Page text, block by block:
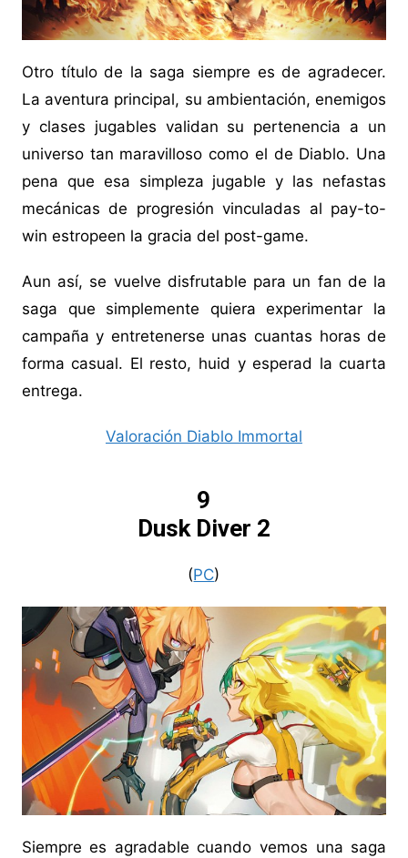
Otro título de la saga siempre es de agradecer.
La aventura principal, su ambientación, enemigos
y clases jugables validan su pertenencia a un
universo tan maravilloso como el de Diablo. Una
pena que esa simpleza jugable y las nefastas
mecánicas de progresión vinculadas al pay-to-
win estropeen la gracia del post-game.
Aun así, se vuelve disfrutable para un fan de la
saga que simplemente quiera experimentar la
campaña y entretenerse unas cuantas horas de
forma casual. El resto, huid y esperad la cuarta
entrega.
Valoración Diablo Immortal
9
Dusk Diver 2
(PC)
Siempre es agradable cuando vemos una saga